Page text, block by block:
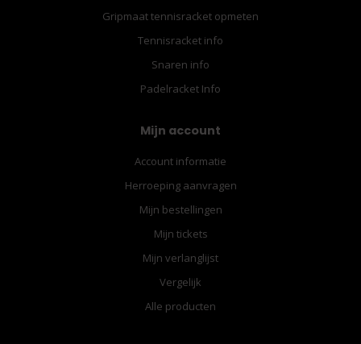
Gripmaat tennisracket opmeten
Tennisracket info
Snaren info
Padelracket Info
Mijn account
Account informatie
Herroeping aanvragen
Mijn bestellingen
Mijn tickets
Mijn verlanglijst
Vergelijk
Alle producten